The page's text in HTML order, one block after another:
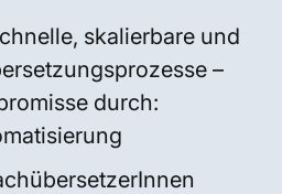
skalierbare und
–
durch: